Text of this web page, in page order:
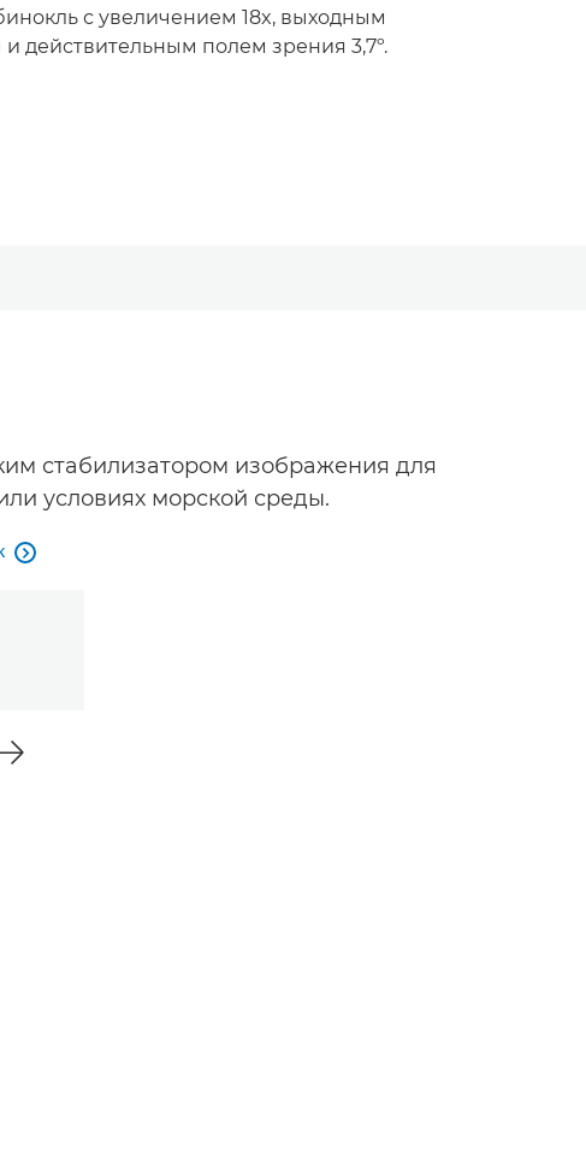
с увеличением 18x, выходным
действительным полем зрения 3,7º.
стабилизатором изображения для
условиях морской среды.
